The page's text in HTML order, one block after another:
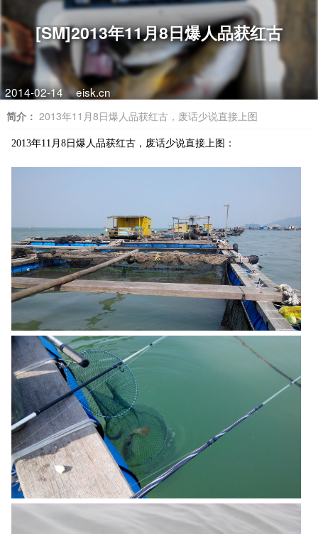
[SM]2013年11月8日爆人品获红古
2014-02-14 eisk.cn
简介： 2013年11月8日爆人品获红古，废话少说直接上图
2013年11月8日爆人品获红古，废话少说直接上图：